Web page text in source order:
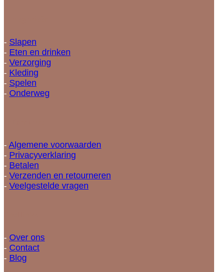
- Slapen
- Eten en drinken
- Verzorging
- Kleding
- Spelen
- Onderweg
- Algemene voorwaarden
- Privacyverklaring
- Betalen
- Verzenden en retourneren
- Veelgestelde vragen
- Over ons
- Contact
- Blog